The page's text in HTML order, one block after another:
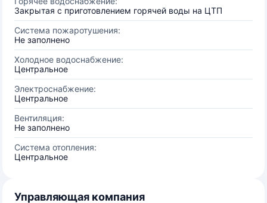
Закрытая с приготовлением горячей воды на ЦТП
Система пожаротушения:
Не заполнено
Холодное водоснабжение:
Центральное
Электроснабжение:
Центральное
Вентиляция:
Не заполнено
Система отопления:
Центральное
Управляющая компания